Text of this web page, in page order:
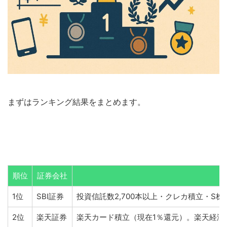
まずはランキング結果をまとめます。
順位 証券会社
1位 SBI証券 投資信託数2,700本以上・クレカ積立・S
2位 楽天証券 楽天カード積立（現在1％還元）。楽天経